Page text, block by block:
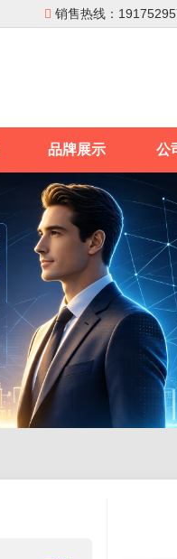
 销售热线：
品牌展示 公